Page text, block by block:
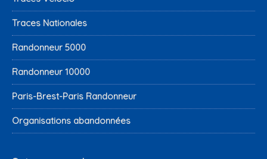
Traces Nationales
Randonneur 5000
Randonneur 10000
Paris-Brest-Paris Randonneur
Organisations abandonnées